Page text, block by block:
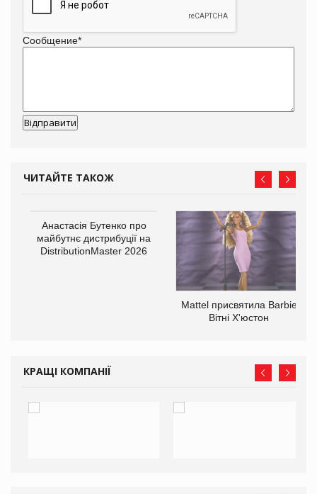
Сообщение*
ЧИТАЙТЕ ТАКОЖ
Анастасія Бутенко про
майбутнє дистрибуції на
DistributionMaster 2026
Mattel присвятила Barbie
Вітні Х'юстон
КРАЩІ КОМПАНІЇ